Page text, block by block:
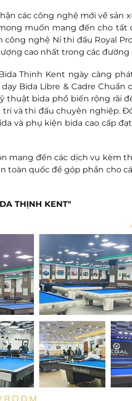
các công nghệ mới về sản
muốn mang đến cho tất
nghệ Nỉ thi đấu Royal
cao nhất trong các đường
Thịnh Kent ngày càng
Bida Libre & Cadre Chuẩn
thuật bida phổ biến rộng rãi
và thi đấu chuyên nghiệp.
và phụ kiện bida cao cấp
mang đến các dịch vụ kèm
toàn quốc để góp phần cho
THỊNH KENT"